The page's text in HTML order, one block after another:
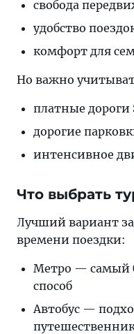
свобода
удобство
комфорт для
Но важно
платные дороги
дорогие
интенсивное
Что выбрать
Лучший вариант
времени поездки:
Метро — самый
способ
Автобус —